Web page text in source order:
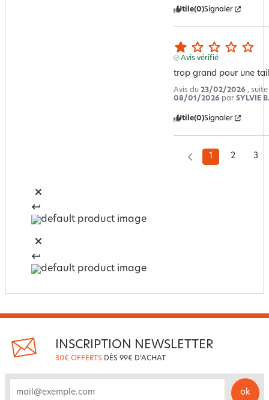
Utile(0)Signaler
Avis vérifié
trop grand pour une
Avis du 23/02/2026 ,
08/01/2026 par SYLVIE B.
Utile(0)Signaler
1 2 3
INSCRIPTION NEWSLETTER
30€ OFFERTS DÈS 99€ D'ACHAT
ok